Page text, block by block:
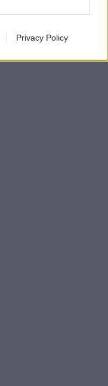
Privacy Policy